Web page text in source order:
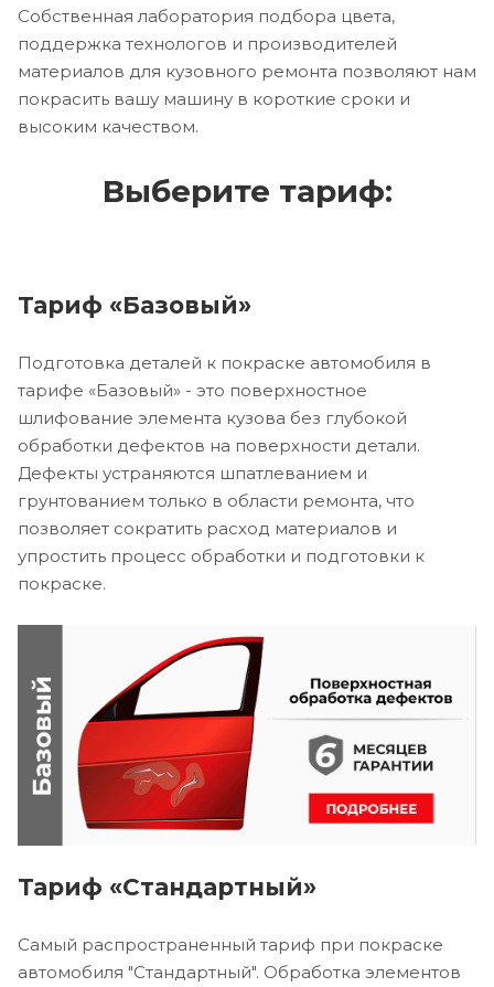
Собственная лаборатория подбора цвета,
поддержка технологов и производителей
материалов для кузовного ремонта позволяют нам
покрасить вашу машину в короткие сроки и
высоким качеством.
Выберите тариф:
Тариф «Базовый»
Подготовка деталей к покраске автомобиля в
тарифе «Базовый» - это поверхностное
шлифование элемента кузова без глубокой
обработки дефектов на поверхности детали.
Дефекты устраняются шпатлеванием и
грунтованием только в области ремонта, что
позволяет сократить расход материалов и
упростить процесс обработки и подготовки к
покраске.
Тариф «Стандартный»
Самый распространенный тариф при покраске
автомобиля "Стандартный". Обработка элементов